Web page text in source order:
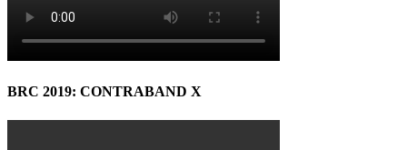
BRC 2019: CONTRABAND X